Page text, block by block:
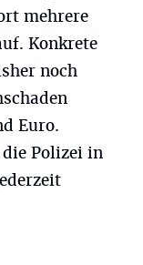
mehrere
Konkrete
noch
Euro.
Polizei in